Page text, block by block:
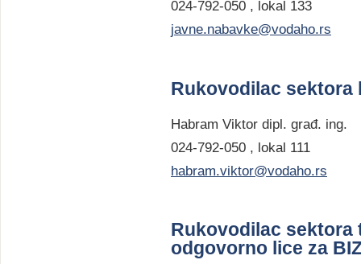
024-792-050 , lokal 133
javne.nabavke@vodaho.rs
Rukovodilac sektora
Habram Viktor dipl. građ. ing.
024-792-050 , lokal 111
habram.viktor@vodaho.rs
Rukovodilac sektora
odgovorno lice za